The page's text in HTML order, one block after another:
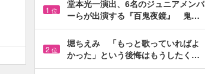
1 位
堂本光一演出、6名のジュニアメンバ
ーらが出演する『百鬼夜鏡』 鬼…
2 位
堀ちえみ 「もっと歌っていればよ
かった」という後悔はもうしたく…